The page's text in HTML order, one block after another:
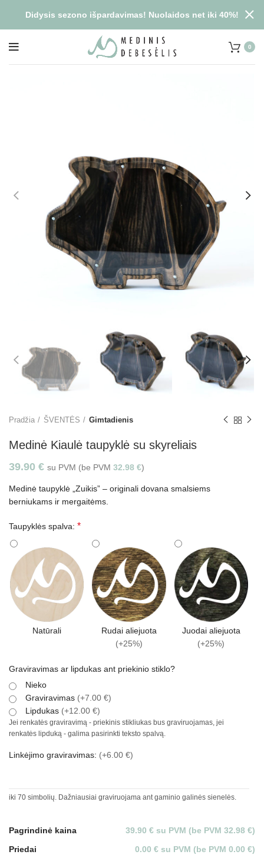
0
Pradžia ŠVENTĖS Gimtadienis
Medinė Kiaulė taupyklė su skyreliais
39.90 € su PVM (be PVM 32.98 €)
Medinė taupyklė „Zuikis” – originali dovana smalsiems
berniukams ir mergaitėms.
Taupyklės spalva: *
Natūrali
Rudai aliejuota
(+25%)
Juodai aliejuota
(+25%)
Graviravimas ar lipdukas ant priekinio stiklo?
Nieko
Graviravimas (+7.00 €)
Lipdukas (+12.00 €)
Jei renkatės graviravimą - priekinis stikliukas bus graviruojamas, jei
renkatės lipduką - galima pasirinkti teksto spalvą.
Linkėjimo graviravimas: (+6.00 €)
iki 70 simbolių. Dažniausiai graviruojama ant gaminio galinės sienelės.
Pagrindinė kaina
39.90 € su PVM (be PVM 32.98 €)
Priedai
0.00 € su PVM (be PVM 0.00 €)
Didysis sezono išpardavimas! Nuolaidos net iki 40%!